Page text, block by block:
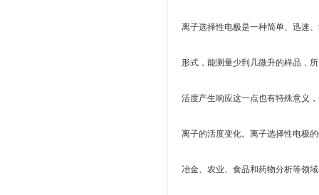
离子选择性电极是一种简单、迅速
形式，能测量少到几微升的样品，
活度产生响应这一点也有特殊意义
离子的活度变化。离子选择性电极
冶金、农业、食品和药物分析等领